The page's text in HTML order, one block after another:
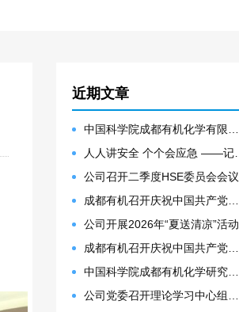
近期文章
中国科学院成都有机化学有限公司2025年度部门决算
人人讲安全 个个会应急 ——记大邑园区生产安全事故综合应急预案演练
公司召开二季度HSE委员会会议
成都有机召开庆祝中国共产党成立105周年表彰大会
公司开展2026年“夏送清凉”活动
成都有机召开庆祝中国共产党成立105周年表彰大会
中国科学院成都有机化学研究所 2027年接收推荐免试生(含直博生)招生简章
公司党委召开理论学习中心组（扩大）会议